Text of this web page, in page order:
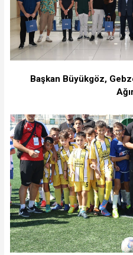
Başkan Büyükgöz,